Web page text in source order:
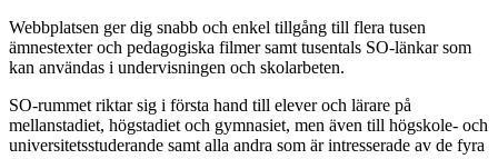
Webbplatsen ger dig snabb och enkel tillgång till flera tusen
ämnestexter och pedagogiska filmer samt tusentals SO-länkar som
kan användas i undervisningen och skolarbeten.
SO-rummet riktar sig i första hand till elever och lärare på
mellanstadiet, högstadiet och gymnasiet, men även till högskole- och
universitetsstuderande samt alla andra som är intresserade av de fyra